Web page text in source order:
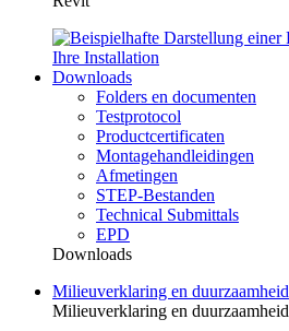
Downloads
Folders en documenten
Testprotocol
Productcertificaten
Montagehandleidingen
Afmetingen
STEP-Bestanden
Technical Submittals
EPD
Downloads
Milieuverklaring en duurzaamheid
Milieuverklaring en duurzaamheid